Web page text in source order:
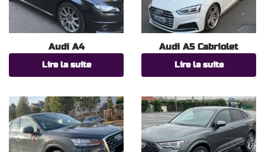
Audi A4
Lire la suite
Audi A5 Cabriolet
Lire la suite